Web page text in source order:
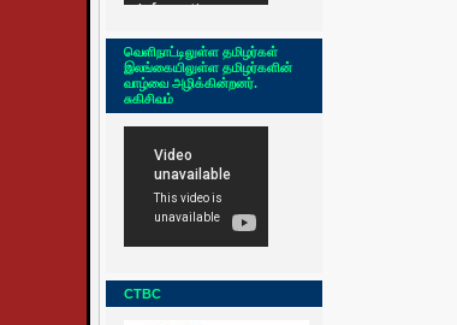
வெளிநாட்டிலுள்ள தமிழர்கள்
இலங்கையிலுள்ள தமிழர்களின்
வாழ்வை அழிக்கின்றனர்.
சுகிசிவம்
CTBC